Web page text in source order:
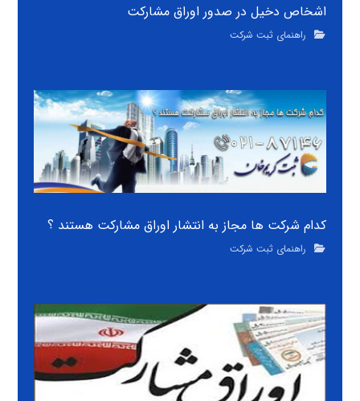
اشخاص دخیل در صدور اوراق مشارکت
راهنمای ثبت شرکت
کدام شرکت ها مجاز به انتشار اوراق مشارکت هستند ؟
راهنمای ثبت شرکت